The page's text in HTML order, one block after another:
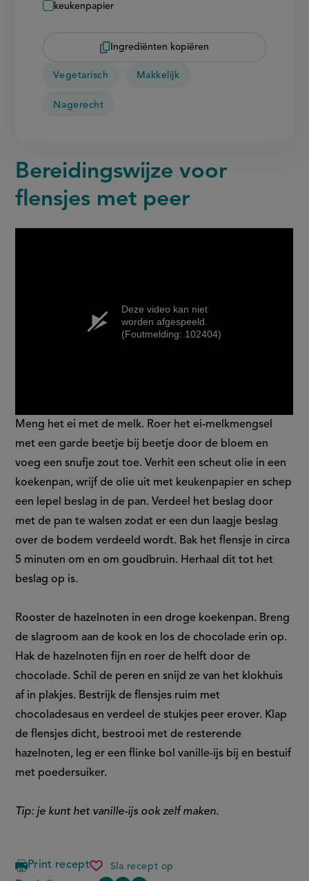
keukenpapier
Ingrediënten kopiëren
Vegetarisch Makkelijk
Nagerecht
Bereidingswijze voor
flensjes met peer
Deze video kan niet
worden afgespeeld.
(Foutmelding: 102404)
Meng het ei met de melk. Roer het ei-melkmengsel
met een garde beetje bij beetje door de bloem en
voeg een snufje zout toe. Verhit een scheut olie in een
koekenpan, wrijf de olie uit met keukenpapier en schep
een lepel beslag in de pan. Verdeel het beslag door
met de pan te walsen zodat er een dun laagje beslag
over de bodem verdeeld wordt. Bak het flensje in circa
5 minuten om en om goudbruin. Herhaal dit tot het
beslag op is.
Rooster de hazelnoten in een droge koekenpan. Breng
de slagroom aan de kook en los de chocolade erin op.
Hak de hazelnoten fijn en roer de helft door de
chocolade. Schil de peren en snijd ze van het klokhuis
af in plakjes. Bestrijk de flensjes ruim met
chocoladesaus en verdeel de stukjes peer erover. Klap
de flensjes dicht, bestrooi met de resterende
hazelnoten, leg er een flinke bol vanille-ijs bij en bestuif
met poedersuiker.
Tip: je kunt het vanille-ijs ook zelf maken.
Print recept Sla recept op
flensjes